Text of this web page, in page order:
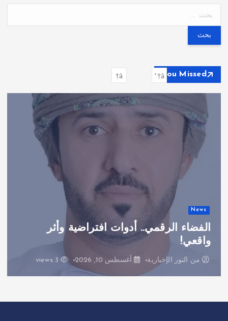
ح
ع
You Missed
News
الفضاء الرقمي.. أدوات افتراضية وأثر
واقعي!
من النور الإخبارية أغسطس 10, 2026 3 views